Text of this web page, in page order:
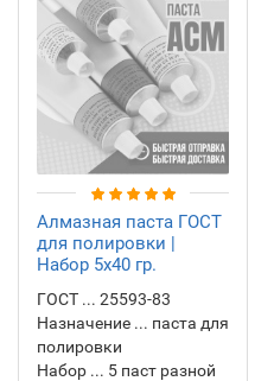
Алмазная паста ГОСТ
для полировки |
Набор 5х40 гр.
ГОСТ ... 25593-83
Назначение ... паста для
полировки
Набор ... 5 паст разной